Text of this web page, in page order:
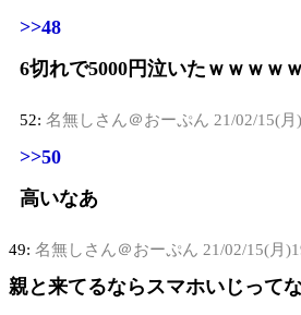
>>48
6切れで5000円泣いたｗｗｗｗ
52: 名無しさん＠おーぷん 21/02/15(
>>50
高いなあ
49: 名無しさん＠おーぷん 21/02/15(月
親と来てるならスマホいじって